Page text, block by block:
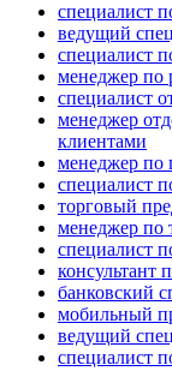
специалист
ведущий
специалист
менеджер по
специалист
менеджер
клиентами
менеджер по
специалист
торговый
менеджер по
специалист
консультант
банковский
мобильный
ведущий
специалист